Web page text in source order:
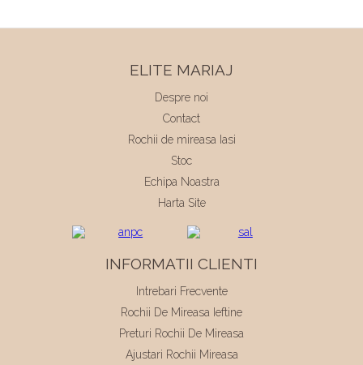
ELITE MARIAJ
Despre noi
Contact
Rochii de mireasa Iasi
Stoc
Echipa Noastra
Harta Site
INFORMATII CLIENTI
Intrebari Frecvente
Rochii De Mireasa Ieftine
Preturi Rochii De Mireasa
Ajustari Rochii Mireasa